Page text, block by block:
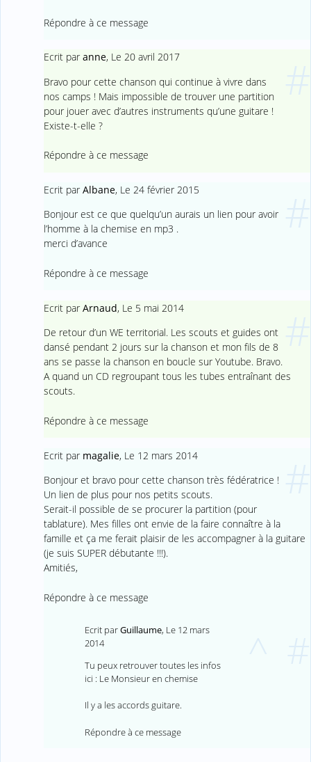
Répondre à ce message
Ecrit par anne, Le 20 avril 2017
Bravo pour cette chanson qui continue à vivre dans
nos camps ! Mais impossible de trouver une partition
pour jouer avec d’autres instruments qu’une guitare !
Existe-t-elle ?
Répondre à ce message
Ecrit par Albane, Le 24 février 2015
Bonjour est ce que quelqu’un aurais un lien pour avoir
l’homme à la chemise en mp3 .
merci d’avance
Répondre à ce message
Ecrit par Arnaud, Le 5 mai 2014
De retour d’un WE territorial. Les scouts et guides ont
dansé pendant 2 jours sur la chanson et mon fils de 8
ans se passe la chanson en boucle sur Youtube. Bravo.
A quand un CD regroupant tous les tubes entraînant des
scouts.
Répondre à ce message
Ecrit par magalie, Le 12 mars 2014
Bonjour et bravo pour cette chanson très fédératrice !
Un lien de plus pour nos petits scouts.
Serait-il possible de se procurer la partition (pour
tablature). Mes filles ont envie de la faire connaître à la
famille et ça me ferait plaisir de les accompagner à la guitare
(je suis SUPER débutante !!!).
Amitiés,
Répondre à ce message
Ecrit parGuillaume, Le 12 mars
2014
Tu peux retrouver toutes les infos
ici : Le Monsieur en chemise
Il y a les accords guitare.
Répondre à ce message